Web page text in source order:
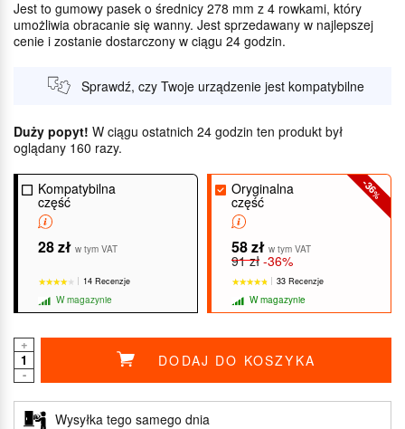
Jest to gumowy pasek o średnicy 278 mm z 4 rowkami, który
umożliwia obracanie się wanny. Jest sprzedawany w najlepszej
cenie i zostanie dostarczony w ciągu 24 godzin.
Sprawdź, czy Twoje urządzenie jest kompatybilne
Duży popyt! W ciągu ostatnich 24 godzin ten produkt był
oglądany 160 razy.
Kompatybilna
część
28 zł w tym VAT
14 Recenzje
W magazynie
-36
%
Oryginalna
część
58 zł w tym VAT
91 zł -36%
33 Recenzje
W magazynie
+
-
DODAJ DO KOSZYKA
Wysyłka tego samego dnia